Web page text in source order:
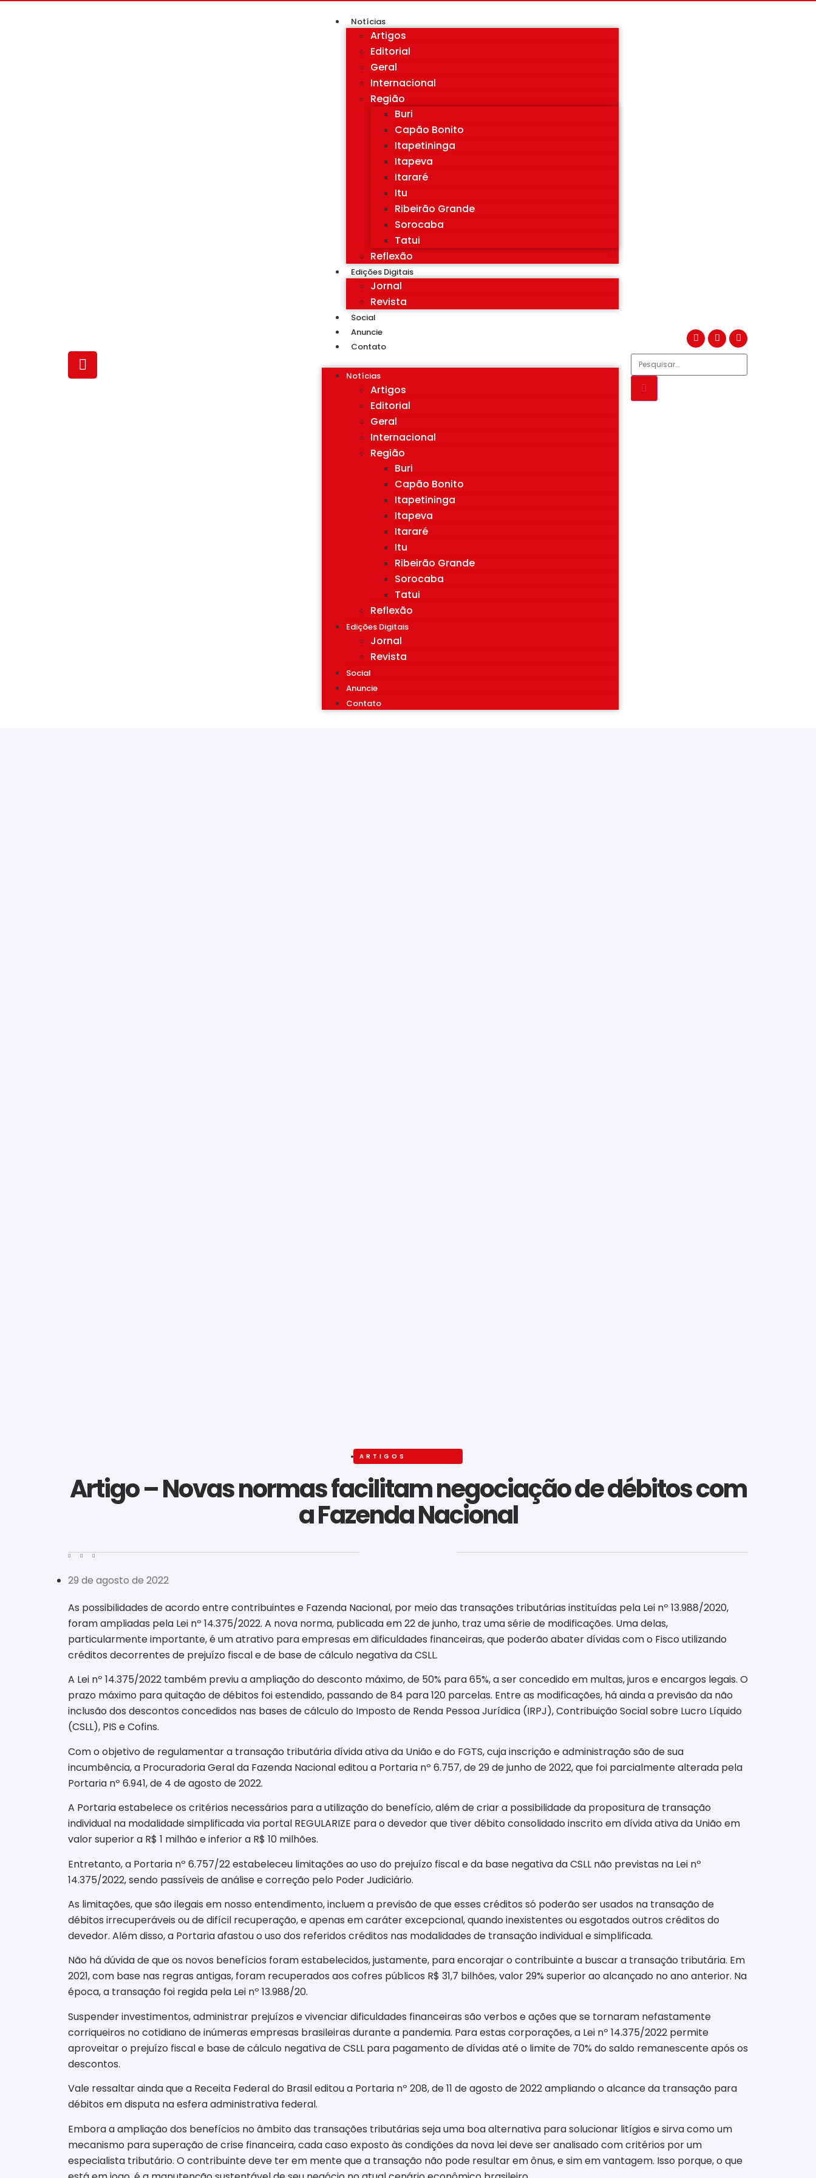
Notícias
Artigos
Editorial
Geral
Internacional
Região
Buri
Capão Bonito
Itapetininga
Itapeva
Itararé
Itu
Ribeirão Grande
Sorocaba
Tatui
Reflexão
Edições Digitais
Jornal
Revista
Social
Anuncie
Contato
Notícias
Artigos
Editorial
Geral
Internacional
Região
Buri
Capão Bonito
Itapetininga
Itapeva
Itararé
Itu
Ribeirão Grande
Sorocaba
Tatui
Reflexão
Edições Digitais
Jornal
Revista
Social
Anuncie
Contato
ARTIGOS
Artigo – Novas normas facilitam negociação de débitos com
a Fazenda Nacional
29 de agosto de 2022
As possibilidades de acordo entre contribuintes e Fazenda Nacional, por meio das transações tributárias instituídas pela Lei nº 13.988/2020,
foram ampliadas pela Lei nº 14.375/2022. A nova norma, publicada em 22 de junho, traz uma série de modificações. Uma delas,
particularmente importante, é um atrativo para empresas em dificuldades financeiras, que poderão abater dívidas com o Fisco utilizando
créditos decorrentes de prejuízo fiscal e de base de cálculo negativa da CSLL.
A Lei nº 14.375/2022 também previu a ampliação do desconto máximo, de 50% para 65%, a ser concedido em multas, juros e encargos legais. O
prazo máximo para quitação de débitos foi estendido, passando de 84 para 120 parcelas. Entre as modificações, há ainda a previsão da não
inclusão dos descontos concedidos nas bases de cálculo do Imposto de Renda Pessoa Jurídica (IRPJ), Contribuição Social sobre Lucro Líquido
(CSLL), PIS e Cofins.
Com o objetivo de regulamentar a transação tributária dívida ativa da União e do FGTS, cuja inscrição e administração são de sua
incumbência, a Procuradoria Geral da Fazenda Nacional editou a Portaria nº 6.757, de 29 de junho de 2022, que foi parcialmente alterada pela
Portaria nº 6.941, de 4 de agosto de 2022.
A Portaria estabelece os critérios necessários para a utilização do benefício, além de criar a possibilidade da propositura de transação
individual na modalidade simplificada via portal REGULARIZE para o devedor que tiver débito consolidado inscrito em dívida ativa da União em
valor superior a R$ 1 milhão e inferior a R$ 10 milhões.
Entretanto, a Portaria nº 6.757/22 estabeleceu limitações ao uso do prejuízo fiscal e da base negativa da CSLL não previstas na Lei nº
14.375/2022, sendo passíveis de análise e correção pelo Poder Judiciário.
As limitações, que são ilegais em nosso entendimento, incluem a previsão de que esses créditos só poderão ser usados na transação de
débitos irrecuperáveis ou de difícil recuperação, e apenas em caráter excepcional, quando inexistentes ou esgotados outros créditos do
devedor. Além disso, a Portaria afastou o uso dos referidos créditos nas modalidades de transação individual e simplificada.
Não há dúvida de que os novos benefícios foram estabelecidos, justamente, para encorajar o contribuinte a buscar a transação tributária. Em
2021, com base nas regras antigas, foram recuperados aos cofres públicos R$ 31,7 bilhões, valor 29% superior ao alcançado no ano anterior. Na
época, a transação foi regida pela Lei nº 13.988/20.
Suspender investimentos, administrar prejuízos e vivenciar dificuldades financeiras são verbos e ações que se tornaram nefastamente
corriqueiros no cotidiano de inúmeras empresas brasileiras durante a pandemia. Para estas corporações, a Lei nº 14.375/2022 permite
aproveitar o prejuízo fiscal e base de cálculo negativa de CSLL para pagamento de dívidas até o limite de 70% do saldo remanescente após os
descontos.
Vale ressaltar ainda que a Receita Federal do Brasil editou a Portaria nº 208, de 11 de agosto de 2022 ampliando o alcance da transação para
débitos em disputa na esfera administrativa federal.
Embora a ampliação dos benefícios no âmbito das transações tributárias seja uma boa alternativa para solucionar litígios e sirva como um
mecanismo para superação de crise financeira, cada caso exposto às condições da nova lei deve ser analisado com critérios por um
especialista tributário. O contribuinte deve ter em mente que a transação não pode resultar em ônus, e sim em vantagem. Isso porque, o que